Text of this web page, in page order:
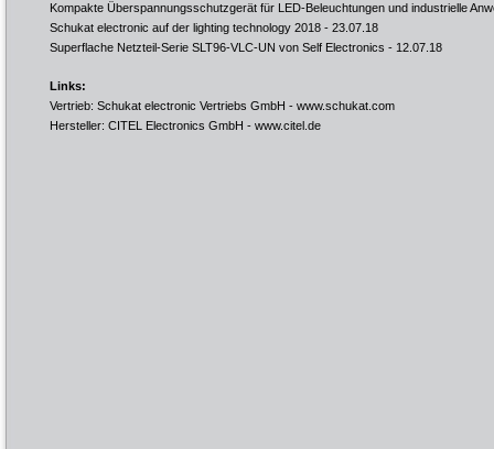
Kompakte Überspannungsschutzgerät für LED-Beleuchtungen und industrielle
Schukat electronic auf der lighting technology 2018 - 23.07.18
Superflache Netzteil-Serie SLT96-VLC-UN von Self Electronics - 12.07.18
Links:
Vertrieb: Schukat electronic Vertriebs GmbH - www.schukat.com
Hersteller: CITEL Electronics GmbH - www.citel.de